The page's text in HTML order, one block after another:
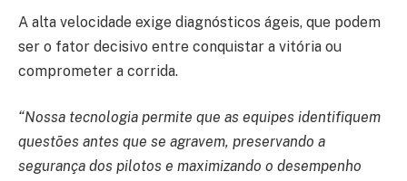
A alta velocidade exige diagnósticos ágeis, que podem
ser o fator decisivo entre conquistar a vitória ou
comprometer a corrida.
“Nossa tecnologia permite que as equipes identifiquem
questões antes que se agravem, preservando a
segurança dos pilotos e maximizando o desempenho